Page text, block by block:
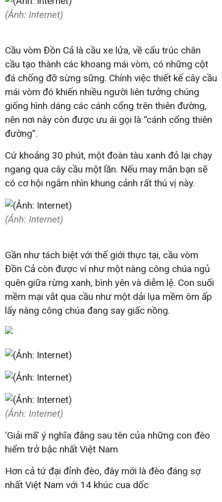
(Ảnh: Internet)
Cầu vòm Đồn Cả là cầu xe lửa, về cấu trúc chân
cầu tạo thành các khoang mái vòm, có những cột
đá chống đỡ sừng sững. Chính việc thiết kế cây cầu
mái vòm đó khiến nhiều người liên tưởng chúng
giống hình dáng các cánh cổng trên thiên đường,
nên nơi này còn được ưu ái gọi là “cánh cổng thiên
đường”.
Cứ khoảng 30 phút, một đoàn tàu xanh đỏ lại chạy
ngang qua cây cầu một lần. Nếu may mắn bạn sẽ
có cơ hội ngắm nhìn khung cảnh rất thú vị này.
(Ảnh: Internet)
Gần như tách biệt với thế giới thực tại, cầu vòm
Đồn Cả còn được ví như một nàng công chúa ngủ
quên giữa rừng xanh, bình yên và diễm lệ. Con suối
mềm mại vắt qua cầu như một dải lụa mềm ôm ấp
lấy nàng công chúa đang say giấc nồng.
(Ảnh: Internet)
‘Giải mã’ ý nghĩa đằng sau tên của những con đèo
hiểm trở bậc nhất Việt Nam
Hơn cả tứ đại đỉnh đèo, đây mới là đèo đáng sợ
nhất Việt Nam với 14 khúc cua dốc